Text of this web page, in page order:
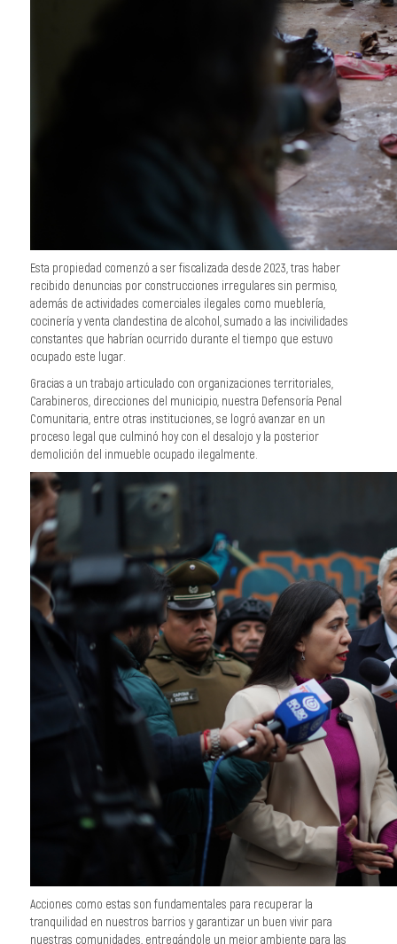
Esta propiedad comenzó a ser fiscalizada desde 2023, tras haber
recibido denuncias por construcciones irregulares sin permiso,
además de actividades comerciales ilegales como mueblería,
cocinería y venta clandestina de alcohol, sumado a las incivilidades
constantes que habrían ocurrido durante el tiempo que estuvo
ocupado este lugar.
Gracias a un trabajo articulado con organizaciones territoriales,
Carabineros, direcciones del municipio, nuestra Defensoría Penal
Comunitaria, entre otras instituciones, se logró avanzar en un
proceso legal que culminó hoy con el desalojo y la posterior
demolición del inmueble ocupado ilegalmente.
Acciones como estas son fundamentales para recuperar la
tranquilidad en nuestros barrios y garantizar un buen vivir para
nuestras comunidades, entregándole un mejor ambiente para las